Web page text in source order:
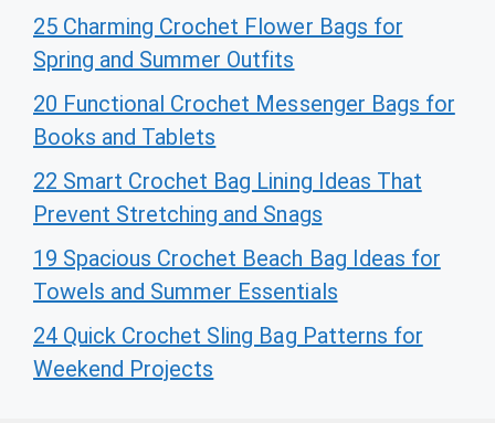
25 Charming Crochet Flower Bags for
Spring and Summer Outfits
20 Functional Crochet Messenger Bags for
Books and Tablets
22 Smart Crochet Bag Lining Ideas That
Prevent Stretching and Snags
19 Spacious Crochet Beach Bag Ideas for
Towels and Summer Essentials
24 Quick Crochet Sling Bag Patterns for
Weekend Projects